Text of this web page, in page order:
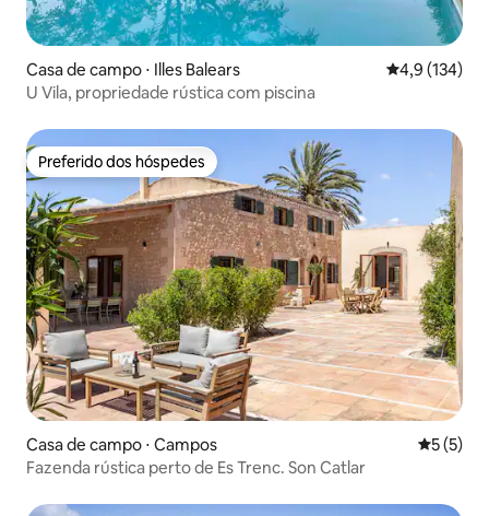
Casa de campo ⋅ Illes Balears 4,9 de uma
4,9 (134)
U Vila, propriedade rústica com piscina
Preferido dos hóspedes
Preferido dos hóspedes
Casa de campo ⋅ Campos 5 de
5 (5)
Fazenda rústica perto de Es Trenc. Son Catlar